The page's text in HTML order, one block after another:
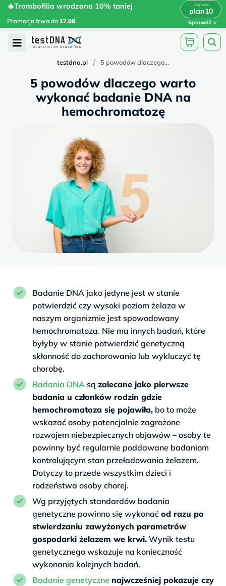
Skip
content
🔥Trombofilia wrodzona 10% taniej
Promocja trwa do 17.08.
plan10
Sprawdź
🔥Trombofilia wrodzona 10% taniej
plan10 x
Open
testdna.pl / 5 powodów dlaczego...
5 powodów dlaczego warto
wykonać badanie DNA na
hemochromatozę
Badanie DNA jako jedyne jest w stanie
potwierdzić czy wysoki poziom żelaza w
naszym organizmie jest spowodowany
hemochromatozą. Nie ma innych badań, które
byłyby w stanie potwierdzić genetyczną
skłonność do zachorowania lub wykluczyć tę
chorobę.
Badania DNA są zalecane jako pierwsze
badania u członków rodzin gdzie
hemochromatoza się pojawiła, bo to może
wskazać osoby potencjalnie zagrożone
rozwojem niebezpiecznych objawów – osoby te
powinny być regularnie poddawane badaniom
kontrolującym stan przeładowania żelazem.
Dotyczy to przede wszystkim dzieci i
rodzeństwa osoby chorej.
Wg przyjętych standardów badania
genetyczne powinno się wykonać od razu po
stwierdzaniu zawyżonych parametrów
gospodarki żelazem we krwi. Wynik testu
genetycznego wskazuje na konieczność
wykonania kolejnych badań.
Badanie genetyczne najwcześniej pokazuje czy